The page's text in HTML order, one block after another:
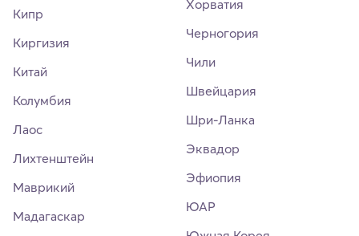
Кипр
Киргизия
Китай
Колумбия
Лаос
Лихтенштейн
Маврикий
Мадагаскар
Хорватия
Черногория
Чили
Швейцария
Шри-Ланка
Эквадор
Эфиопия
ЮАР